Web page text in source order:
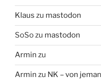
Klaus zu mastodon
SoSozu mastodon
Armin zu
Armin zu NK – von